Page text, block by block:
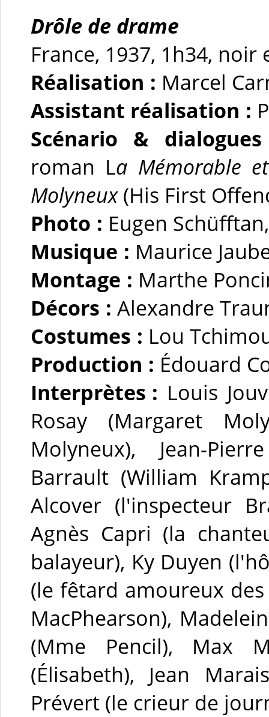
Drôle de drame
France, 1937, 1h34,
Réalisation : Marcel
Assistant réalisation :
Scénario &
roman La Mémorable
Molyneux(His First
Photo : Eugen
Musique : Maurice
Montage : Marthe
Décors : Alexandre
Costumes : Lou
Production : Édouard
Interprètes : Louis
Rosay (Margaret
Molyneux), Jean-
Barrault (William
Alcover (l'inspecteur
Agnès Capri (la
balayeur), Ky Duyen
(le fêtard amoureux
MacPhearson),
(Mme Pencil), Max
(Élisabeth), Jean
Prévert (le crieur de